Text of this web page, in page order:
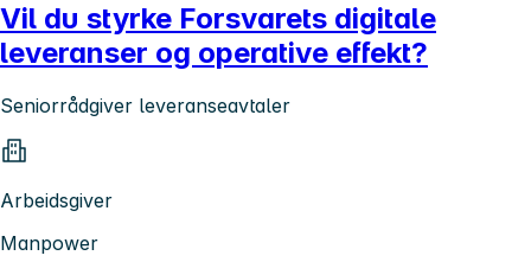
Vil du styrke Forsvarets digitale
leveranser og operative effekt?
Seniorrådgiver leveranseavtaler
Arbeidsgiver
Manpower